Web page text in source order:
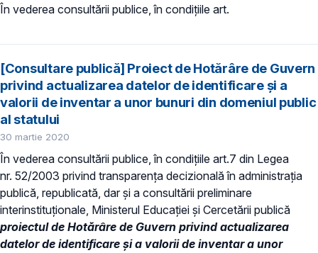
În vederea consultării publice, în condiţiile art.
[Consultare publică] Proiect de Hotărâre de Guvern
privind actualizarea datelor de identificare și a
valorii de inventar a unor bunuri din domeniul public
al statului
30 martie 2020
În vederea consultării publice, în condiţiile art.7 din Legea
nr. 52/2003 privind transparenţa decizională în administraţia
publică, republicată, dar și a consultării preliminare
interinstituționale, Ministerul Educaţiei și Cercetării publică
proiectul de Hotărâre de Guvern privind actualizarea
datelor de identificare şi a valorii de inventar a unor